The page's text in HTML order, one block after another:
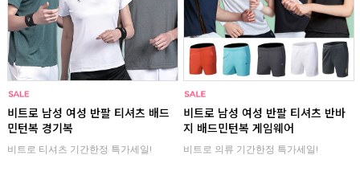
비트로 남성 여성 반팔 티셔츠 배드
민턴복 경기복
비트로 티셔츠 기간한정 특가세일!
비트로 남성 여성 반팔 티셔츠 반바
지 배드민턴복 게임웨어
비트로 의류 기간한정 특가세일!